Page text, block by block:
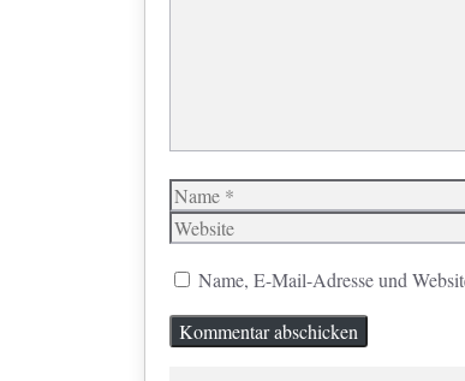
Name
Name, E-Mail-Adresse und